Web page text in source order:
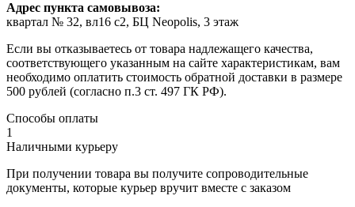
Адрес пункта самовывоза:
квартал № 32, вл16 с2, БЦ Neopolis, 3 этаж
Если вы отказываетесь от товара надлежащего качества,
соответствующего указанным на сайте характеристикам, вам
необходимо оплатить стоимость обратной доставки в размере
500 рублей (согласно п.3 ст. 497 ГК РФ).
Способы оплаты
1
Наличными курьеру
При получении товара вы получите сопроводительные
документы, которые курьер вручит вместе с заказом